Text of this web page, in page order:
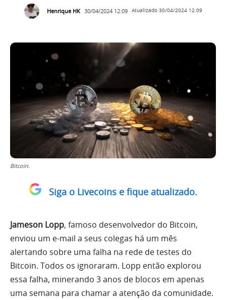
Henrique HK 30/04/2024 12:09 Atualizado 30/04/2024 12:09
Bitcoin.
Siga o Livecoins e fique atualizado.
Jameson Lopp, famoso desenvolvedor do Bitcoin,
enviou um e-mail a seus colegas há um mês
alertando sobre uma falha na rede de testes do
Bitcoin. Todos os ignoraram. Lopp então explorou
essa falha, minerando 3 anos de blocos em apenas
uma semana para chamar a atenção da comunidade.